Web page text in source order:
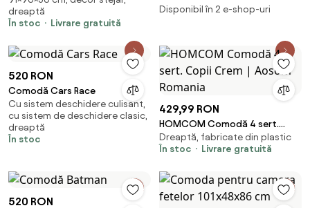
dreaptă
În stoc
Livrare gratuită
Disponibil în 2 e-shop-uri
520 RON
Comodă Cars Race
Cu sistem deschidere culisant,
cu sistem de deschidere clasic,
dreaptă
În stoc
429,99 RON
HOMCOM Comodă 4 sert.
Copii Crem | Aosom Romania
Dreaptă, fabricate din plastic
În stoc
Livrare gratuită
520 RON